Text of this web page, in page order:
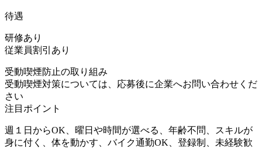
待遇
研修あり
従業員割引あり
受動喫煙防止の取り組み
受動喫煙対策については、応募後に企業へお問い合わせくだ
さい
注目ポイント
週１日からOK、曜日や時間が選べる、年齢不問、スキルが
身に付く、体を動かす、バイク通勤OK、登録制、未経験歓